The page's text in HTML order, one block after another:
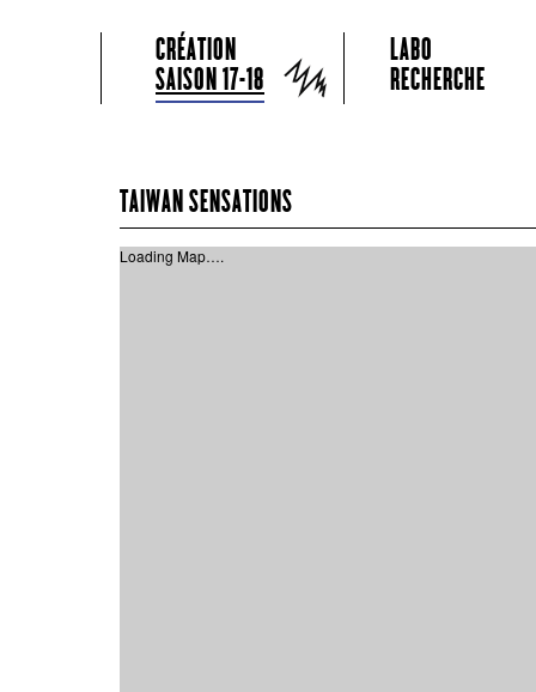
Grame
Menu principal
Aller au contenu principal
Aller au contenu secondaire
CRÉATION
SAISON 17-18
LABO
RECHERCHE
TAIWAN SENSATIONS
Loading Map….